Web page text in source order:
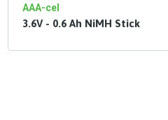
AAA-cel
3.6V - 0.6 Ah NiMH Stick